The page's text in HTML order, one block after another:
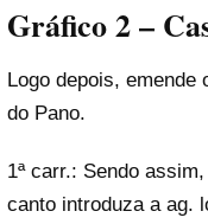
Gráfico 2 –
Logo depois, emende
do Pano.
1ª carr.: Sendo assim,
canto introduza a ag.